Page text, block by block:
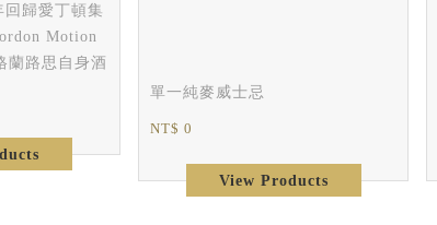
歸愛丁頓集
Motion
蘭路思自身酒
之百雪莉桶全
Soleo
單一純麥威士忌
NT$ 0
View Products